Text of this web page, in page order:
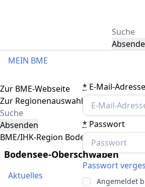
MEIN BME
* E-Mail-Adresse
* Passwort
Passwort
Angemeldet
Toggle navigation
Zur BME-Webseite
Zur Regionenauswahl
Absenden
BME/IHK-Region Bodensee-
Bodensee-Oberschwaben
Aktuelles